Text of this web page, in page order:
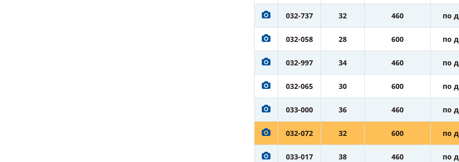
032-737 32 460 по
032-058 28 600 по
032-997 34 460 по
032-065 30 600 по
033-000 36 460 по
032-072 32 600 по
033-017 38 460 по